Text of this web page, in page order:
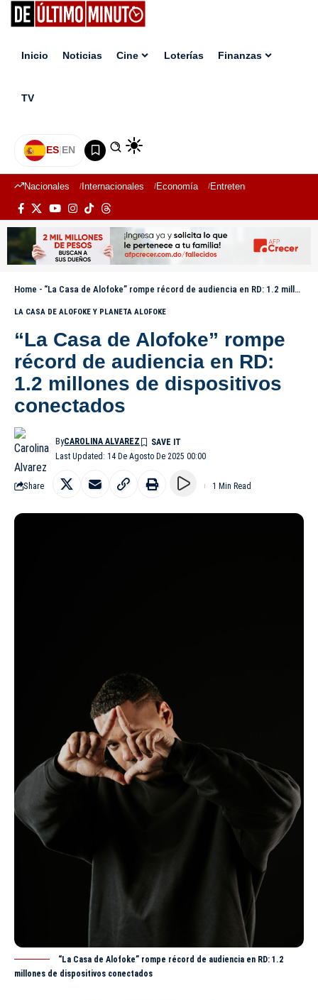
Inicio Noticias Cine Loterías Finanzas
TV
ES|EN
Nacionales Internacionales Economía Entretenimiento
Home - “La Casa de Alofoke” rompe récord de audiencia en RD: 1.2 millones de dispositivos conectados
LA CASA DE ALOFOKE Y PLANETA ALOFOKE
“La Casa de Alofoke” rompe
récord de audiencia en RD:
1.2 millones de dispositivos
conectados
Last Updated: 14 De Agosto De 2025 00:00
ByCAROLINA ALVAREZ
Share 1 Min Read
“La Casa de Alofoke” rompe récord de audiencia en RD: 1.2
millones de dispositivos conectados